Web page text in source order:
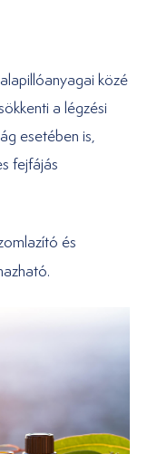
közé
a légzési
esetében is,
fejfájás
és